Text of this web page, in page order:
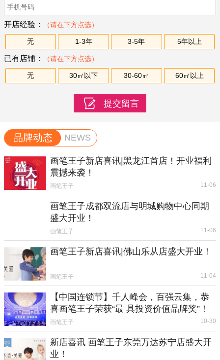
开店经验： （请在下方点选）
无 1-3年 3-5年 5年以上
已有店铺： （请在下方点选）
无 30㎡以下 30-60㎡ 60㎡以上
品牌动态 NEWS
画笔王子新店喜讯|黑龙江首店！开业福利
震撼来袭！
画笔王子 11-06
画笔王子成都双流店与明城购物中心同期
盛大开业！
画笔王子 11-06
画笔王子新店喜讯|佛山乐从店盛大开业！
画笔王子 11-04
【中国连锁节】千人峰会，百强云集，恭
喜画笔王子荣获“最 具投资价值品牌奖”！
画笔王子 10-30
新店喜讯 画笔王子东莞万达苏宁店盛大开
业！